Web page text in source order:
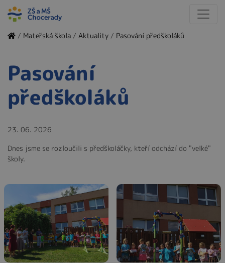
/ Mateřská škola / Aktuality / Pasování předškoláků
Pasování
předškoláků
23. 06. 2026
Dnes jsme se rozloučili s předškoláčky, kteří odchází do "velké"
školy.